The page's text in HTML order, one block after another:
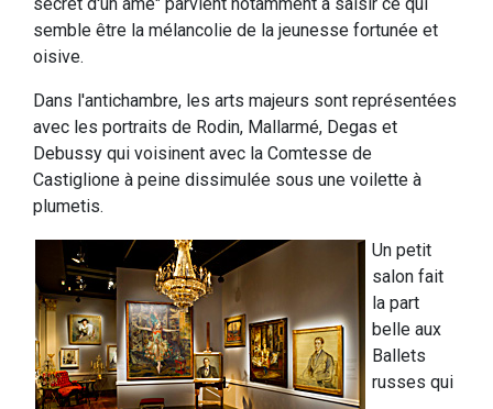
semble être la mélancolie de la jeunesse fortunée et
oisive.
Dans l'antichambre, les arts majeurs sont représentées
avec les portraits de Rodin, Mallarmé, Degas et
Debussy qui voisinent avec la Comtesse de
Castiglione à peine dissimulée sous une voilette à
plumetis.
Un petit
salon fait
la part
belle aux
Ballets
russes qui